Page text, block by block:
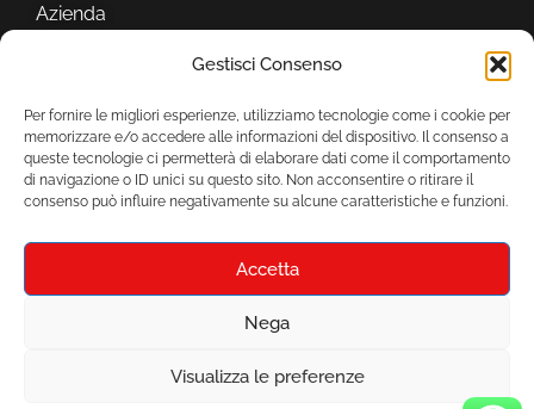
Gestisci Consenso
Per fornire le migliori esperienze, utilizziamo tecnologie come i cookie per
memorizzare e/o accedere alle informazioni del dispositivo. Il consenso a
queste tecnologie ci permetterà di elaborare dati come il comportamento
di navigazione o ID unici su questo sito. Non acconsentire o ritirare il
consenso può influire negativamente su alcune caratteristiche e funzioni.
Accetta
Nega
Visualizza le preferenze
Azienda
Showroom
Mirium srl